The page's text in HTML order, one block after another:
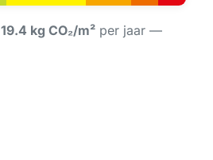
19.4 kg CO₂/m² per jaar —